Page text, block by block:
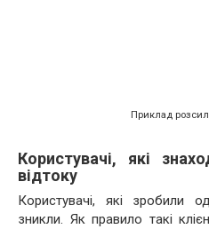
Приклад
Користувачі, які
відтоку
Користувачі, які зробили
зникли. Як правило такі